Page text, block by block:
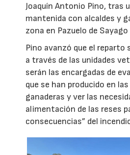
Joaquín Antonio Pino, tras
mantenida con alcaldes y
zona en Pazuelo de Sayago
Pino avanzó que el reparto
a través de las unidades
serán las encargadas de
que se han producido en
ganaderas y ver las
alimentación de las reses
consecuencias” del